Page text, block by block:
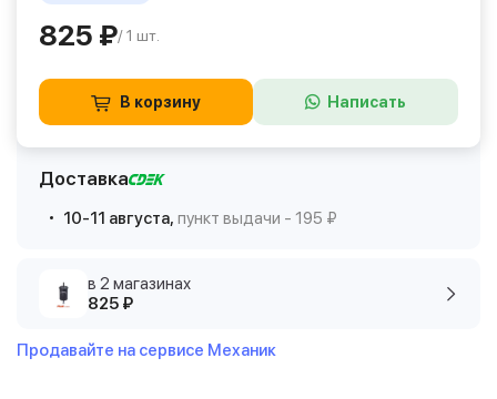
825 ₽/ 1 шт.
В корзину Написать
Доставка
10-11 августа, пункт выдачи - 195 ₽
в 2 магазинах
825 ₽
Продавайте на сервисе Механик